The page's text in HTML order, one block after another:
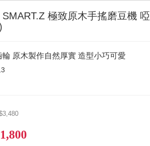
SMART.Z 極致原木手搖磨豆機
輪 原木製作自然厚實 造型小巧可愛